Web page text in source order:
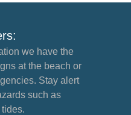
we have the
at the beach or
Stay alert
such as